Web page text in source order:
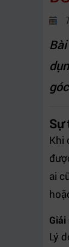
Sự
Khi
ai
Lý